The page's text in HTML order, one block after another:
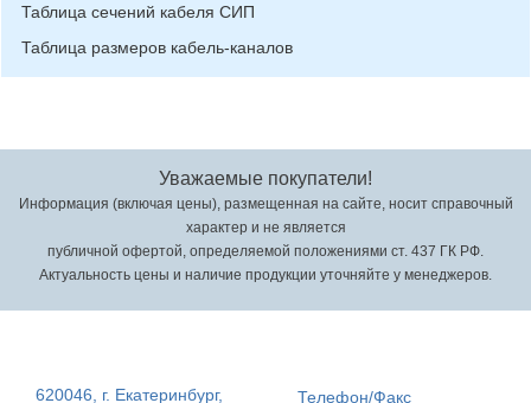
Таблица сечений кабеля СИП
Таблица размеров кабель-каналов
Уважаемые покупатели!
Информация (включая цены), размещенная на сайте, носит справочный
характер и не является
публичной офертой, определяемой положениями ст. 437 ГК РФ.
Актуальность цены и наличие продукции уточняйте у менеджеров.
620046, г. Екатеринбург, Телефон/Факс